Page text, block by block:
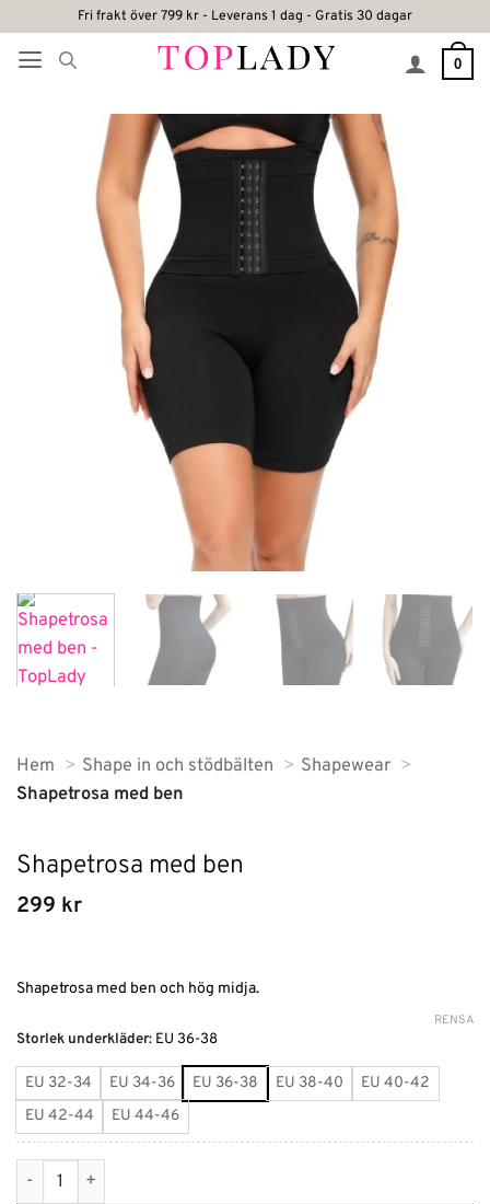
content
Fri frakt över 799 kr - Leverans 1 dag - Gratis 30 dagar
0
Hem Shape in och stödbälten
Shapewear
Shapetrosa med ben
Shapetrosa med ben
299 kr
Shapetrosa med ben och hög midja.
Storlek underkläder: EU 36-38
EU 32-34 EU 34-36 EU 36-38 EU 38-40
EU 40-42
EU 42-44
EU 44-46
RENSA
Shapetrosa med ben mängd
Alternative: